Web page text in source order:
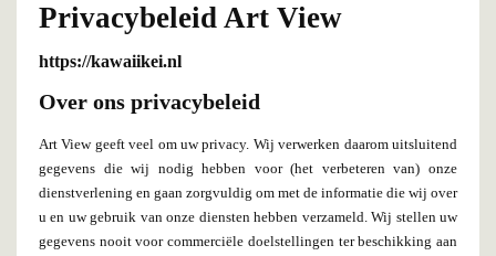
Privacybeleid Art View
https://kawaiikei.nl
Over ons privacybeleid
Art View geeft veel om uw privacy. Wij verwerken daarom uitsluitend
gegevens die wij nodig hebben voor (het verbeteren van) onze
dienstverlening en gaan zorgvuldig om met de informatie die wij over
u en uw gebruik van onze diensten hebben verzameld. Wij stellen uw
gegevens nooit voor commerciële doelstellingen ter beschikking aan